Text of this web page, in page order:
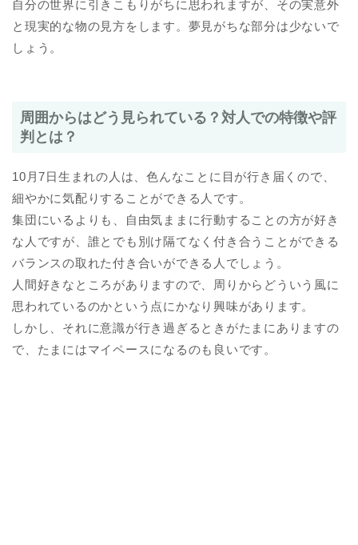
自分の世界に引きこもりがちに思われますが、その実意外
と現実的な物の見方をします。夢見がちな部分は少ないで
しょう。
周囲からはどう見られている？対人での特徴や評
判とは？
10月7日生まれの人は、色んなことに目が行き届くので、
細やかに気配りすることができる人です。
集団にいるよりも、自由気ままに行動することの方が好き
な人ですが、誰とでも別け隔てなく付き合うことができる
バランスの取れた付き合いができる人でしょう。
人間好きなところがありますので、周りからどういう風に
思われているのかという点にかなり興味があります。
しかし、それに意識が行き過ぎるときがたまにありますの
で、たまにはマイペースになるのも良いです。